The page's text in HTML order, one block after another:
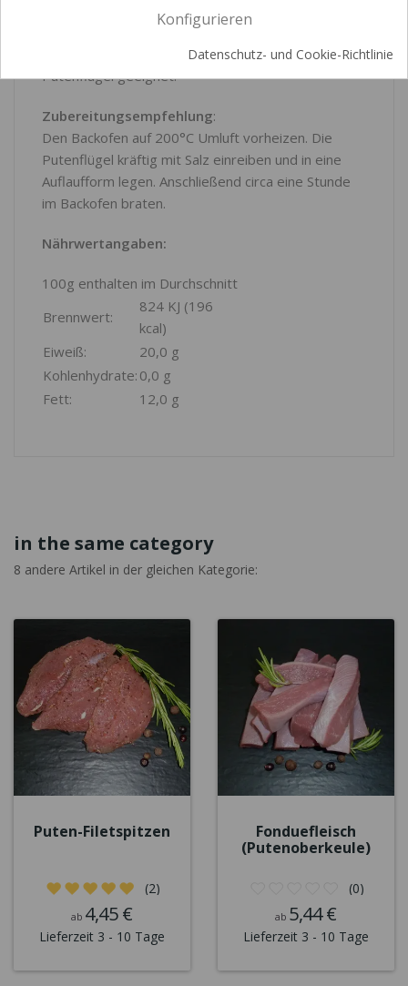
Die Putenflügel eignen sich hervorragend zum
Kochen für Frikassee, für die Suppe oder um einen
Fond daraus herzustellen. Auch zum Braten sind die
Putenflügel geeignet.
Zubereitungsempfehlung:
Den Backofen auf 200°C Umluft vorheizen. Die
Putenflügel kräftig mit Salz einreiben und in eine
Auflaufform legen. Anschließend circa eine Stunde
im Backofen braten.
Nährwertangaben:
100g enthalten im Durchschnitt
Brennwert:
824 KJ (196
kcal)
Eiweiß:
20,0 g
Kohlenhydrate: 0,0 g
Fett:
12,0 g
in the same category
8 andere Artikel in der gleichen Kategorie:
Puten-Filetspitzen
(2)
ab 4,45 €
Lieferzeit 3 - 10 Tage
Fonduefleisch
(Putenoberkeule)
(0)
ab 5,44 €
Lieferzeit 3 - 10 Tage
Konfigurieren
Datenschutz- und Cookie-Richtlinie